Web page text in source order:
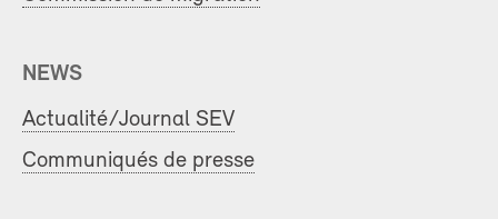
NEWS
Actualité/Journal SEV
Communiqués de presse